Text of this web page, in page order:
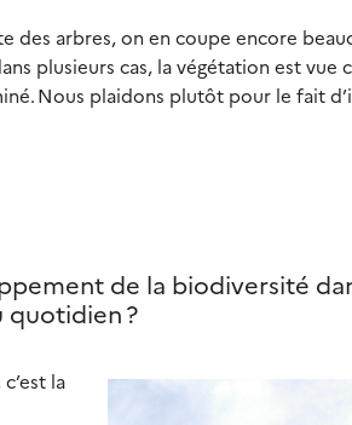
des arbres, on en coupe encore
plusieurs cas, la végétation est vue
Nous plaidons plutôt pour le fait d’i
de la biodiversité
quotidien ?
la